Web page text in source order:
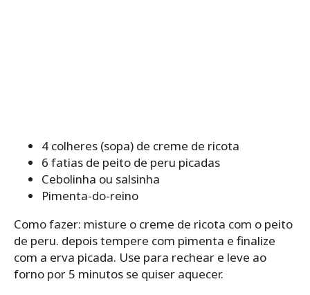
4 colheres (sopa) de creme de ricota
6 fatias de peito de peru picadas
Cebolinha ou salsinha
Pimenta-do-reino
Como fazer: misture o creme de ricota com o peito
de peru. depois tempere com pimenta e finalize
com a erva picada. Use para rechear e leve ao
forno por 5 minutos se quiser aquecer.